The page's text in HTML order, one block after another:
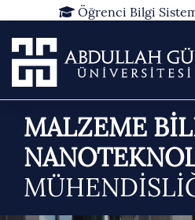
Öğrenci Bilgi
MALZEME